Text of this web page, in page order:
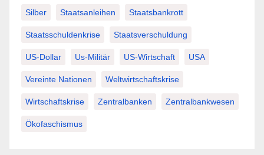
Silber Staatsanleihen Staatsbankrott
Staatsschuldenkrise Staatsverschuldung
US-Dollar Us-Militär US-Wirtschaft USA
Vereinte Nationen Weltwirtschaftskrise
Wirtschaftskrise Zentralbanken Zentralbankwesen
Ökofaschismus